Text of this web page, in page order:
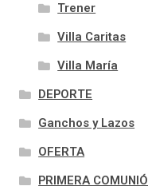
Trener
Villa Caritas
Villa María
DEPORTE
Ganchos y Lazos
OFERTA
PRIMERA